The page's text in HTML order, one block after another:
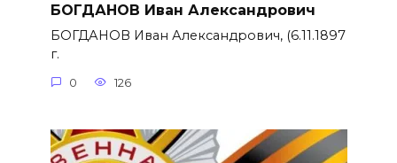
БОГДАНОВ Иван Александрович
БОГДАНОВ Иван Александрович, (6.11.1897
г.
0 126